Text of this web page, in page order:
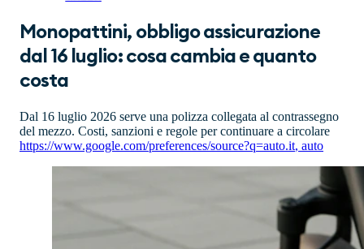
Monopattini, obbligo assicurazione
dal 16 luglio: cosa cambia e quanto
costa
Dal 16 luglio 2026 serve una polizza collegata al contrassegno
del mezzo. Costi, sanzioni e regole per continuare a circolare
https://www.google.com/preferences/source?q=auto.it, auto